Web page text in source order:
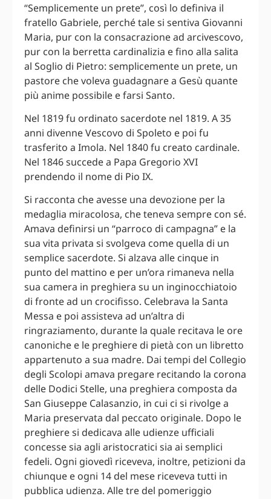
“Semplicemente un prete”, così lo definiva il
fratello Gabriele, perché tale si sentiva Giovanni
Maria, pur con la consacrazione ad arcivescovo,
pur con la berretta cardinalizia e fino alla salita
al Soglio di Pietro: semplicemente un prete, un
pastore che voleva guadagnare a Gesù quante
più anime possibile e farsi Santo.
Nel 1819 fu ordinato sacerdote nel 1819. A 35
anni divenne Vescovo di Spoleto e poi fu
trasferito a Imola. Nel 1840 fu creato cardinale.
Nel 1846 succede a Papa Gregorio XVI
prendendo il nome di Pio IX.
Si racconta che avesse una devozione per la
medaglia miracolosa, che teneva sempre con sé.
Amava definirsi un “parroco di campagna” e la
sua vita privata si svolgeva come quella di un
semplice sacerdote. Si alzava alle cinque in
punto del mattino e per un’ora rimaneva nella
sua camera in preghiera su un inginocchiatoio
di fronte ad un crocifisso. Celebrava la Santa
Messa e poi assisteva ad un’altra di
ringraziamento, durante la quale recitava le ore
canoniche e le preghiere di pietà con un libretto
appartenuto a sua madre. Dai tempi del Collegio
degli Scolopi amava pregare recitando la corona
delle Dodici Stelle, una preghiera composta da
San Giuseppe Calasanzio, in cui ci si rivolge a
Maria preservata dal peccato originale. Dopo le
preghiere si dedicava alle udienze ufficiali
concesse sia agli aristocratici sia ai semplici
fedeli. Ogni giovedì riceveva, inoltre, petizioni da
chiunque e ogni 14 del mese riceveva tutti in
pubblica udienza. Alle tre del pomeriggio